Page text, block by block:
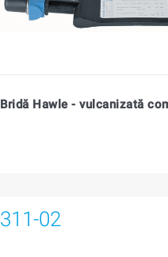
Bridă Hawle - vulcanizată
311-02